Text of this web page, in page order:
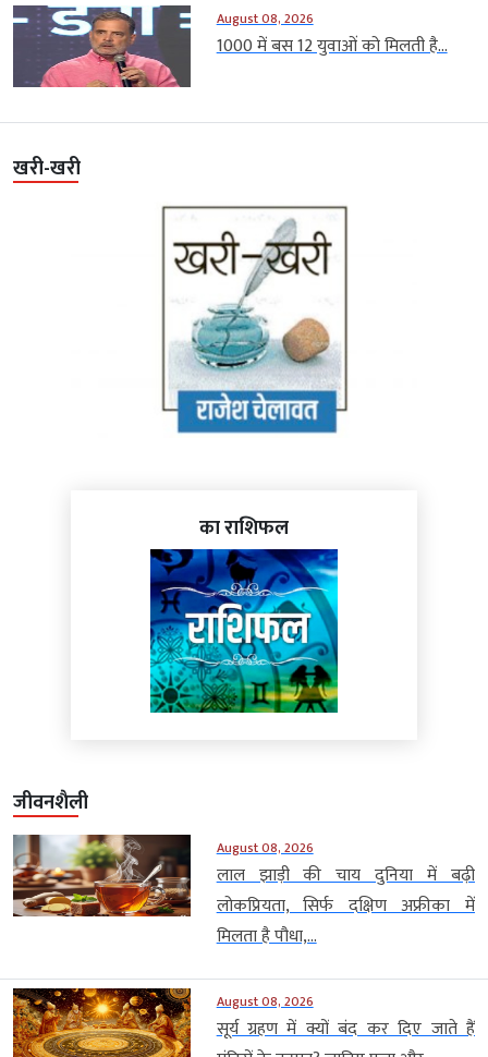
August 08, 2026
1000 में बस 12 युवाओं को मिलती है...
खरी-खरी
का राशिफल
जीवनशैली
August 08, 2026
लाल झाड़ी की चाय दुनिया में बढ़ी
लोकप्रियता, सिर्फ दक्षिण अफ्रीका में
मिलता है पौधा,...
August 08, 2026
सूर्य ग्रहण में क्यों बंद कर दिए जाते हैं